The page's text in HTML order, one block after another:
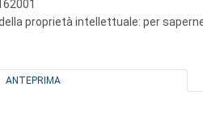
della proprietà intellettuale: per
ANTEPRIMA